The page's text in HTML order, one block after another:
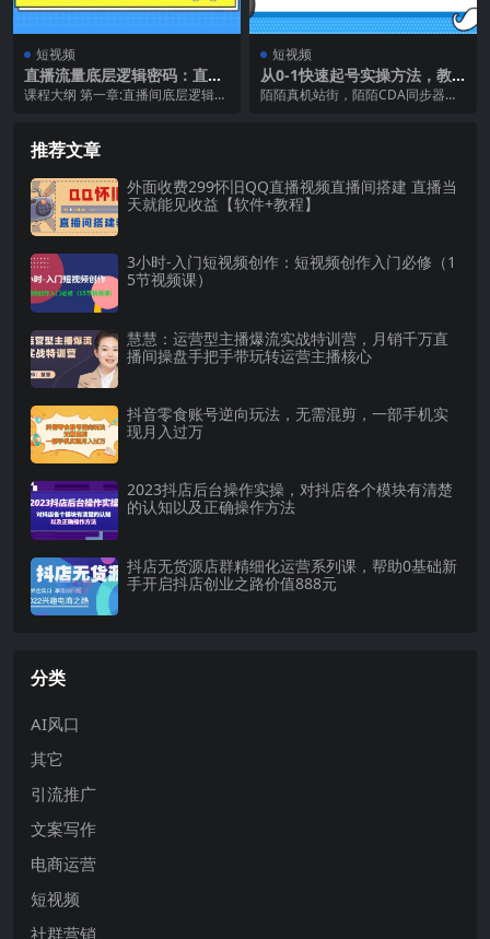
短视频
直播流量底层逻辑密码：直播
间快速起飞的秘诀，轻松上热
课程大纲 第一章:直播间底层逻辑讲
短视频
从0-1快速起号实操方法，教
你打造百人/直播间（全套课程
陌陌真机站街，陌陌CDA同步器，
推荐文章
外面收费299怀旧QQ直播视频直播间搭建 直播当
天就能见收益【软件+教程】
3小时-入门短视频创作：短视频创作入门必修（1
5节视频课）
慧慧：运营型主播爆流实战特训营，月销千万直
播间操盘手把手带玩转运营主播核心
抖音零食账号逆向玩法，无需混剪，一部手机实
现月入过万
2023抖店后台操作实操，对抖店各个模块有清楚
的认知以及正确操作方法
抖店无货源店群精细化运营系列课，帮助0基础新
手开启抖店创业之路价值888元
分类
AI风口
其它
引流推广
文案写作
电商运营
短视频
社群营销